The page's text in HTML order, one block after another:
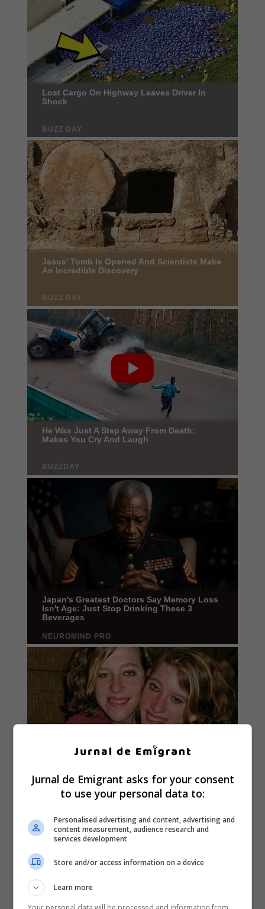
Jurnal de Emigrant asks for your consent
to use your personal data to:
Personalised advertising and content, advertising and
content measurement, audience research and
services development
Store and/or access information on a device
Learn more